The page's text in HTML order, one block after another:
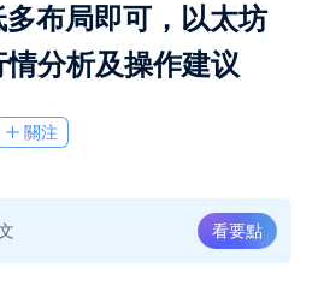
布局即可，以太坊
情分析及操作建议
關注
看要點